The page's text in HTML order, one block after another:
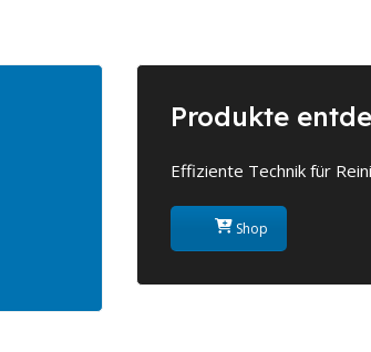
Produkte
Effiziente Technik für
Shop